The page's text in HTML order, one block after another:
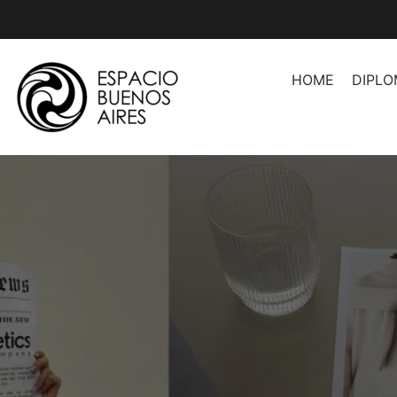
HOME
Asesoramiento de
Organización de
Producción de Moda
Producción de Desfiles
Introducción a la Moda